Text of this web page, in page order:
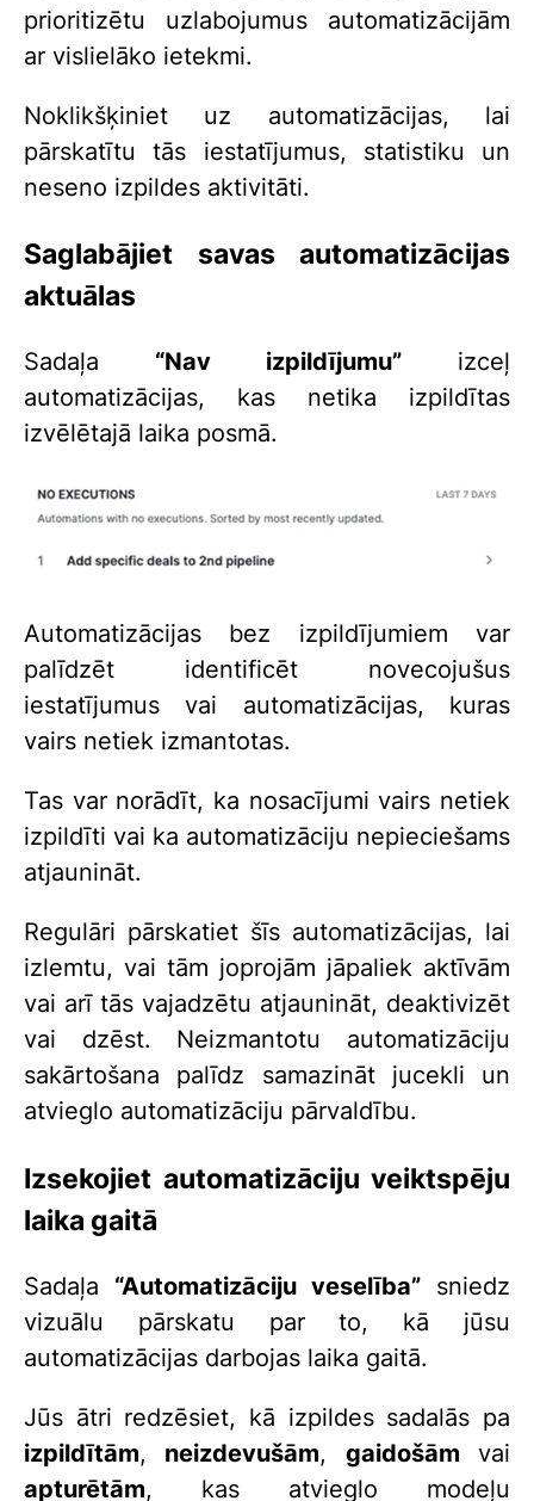
prioritizētu uzlabojumus automatizācijām
ar vislielāko ietekmi.
Noklikšķiniet uz automatizācijas, lai
pārskatītu tās iestatījumus, statistiku un
neseno izpildes aktivitāti.
Saglabājiet savas automatizācijas
aktuālas
Sadaļa “Nav izpildījumu” izceļ
automatizācijas, kas netika izpildītas
izvēlētajā laika posmā.
Automatizācijas bez izpildījumiem var
palīdzēt identificēt novecojušus
iestatījumus vai automatizācijas, kuras
vairs netiek izmantotas.
Tas var norādīt, ka nosacījumi vairs netiek
izpildīti vai ka automatizāciju nepieciešams
atjaunināt.
Regulāri pārskatiet šīs automatizācijas, lai
izlemtu, vai tām joprojām jāpaliek aktīvām
vai arī tās vajadzētu atjaunināt, deaktivizēt
vai dzēst. Neizmantotu automatizāciju
sakārtošana palīdz samazināt jucekli un
atvieglo automatizāciju pārvaldību.
Izsekojiet automatizāciju veiktspēju
laika gaitā
Sadaļa “Automatizāciju veselība” sniedz
vizuālu pārskatu par to, kā jūsu
automatizācijas darbojas laika gaitā.
Jūs ātri redzēsiet, kā izpildes sadalās pa
izpildītām, neizdevušām, gaidošām vai
apturētām, kas atvieglo modeļu